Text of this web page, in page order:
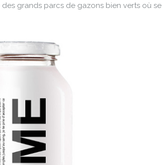
des grands parcs de gazons bien verts où se